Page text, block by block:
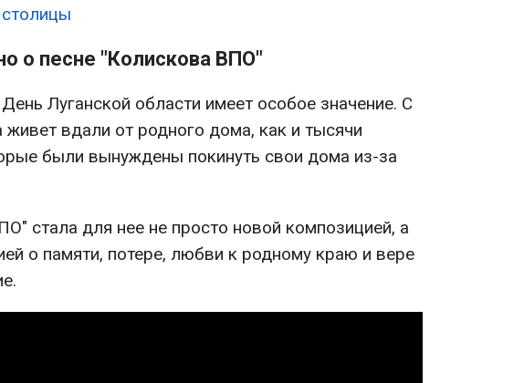
о песне "Колискова ВПО"
Луганской области имеет особое значение. С
живет вдали от родного дома, как и тысячи
были вынуждены покинуть свои дома из-за
стала для нее не просто новой композицией, а
о памяти, потере, любви к родному краю и вере